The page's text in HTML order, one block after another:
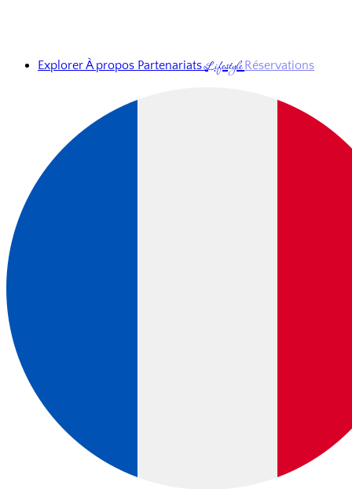
ExplorerÀ propos PartenariatsLifestyleRéservations